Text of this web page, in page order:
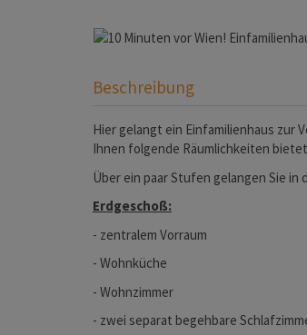
Beschreibung
Hier gelangt ein Einfamilienhaus zur
Ihnen folgende Räumlichkeiten
Über ein paar Stufen gelangen Sie in
Erdgeschoß:
- zentralem Vorraum
- Wohnküche
- Wohnzimmer
- zwei separat begehbare